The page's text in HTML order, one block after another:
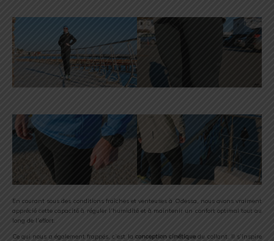
En courant sous des conditions fraîches et venteuses à Odessa, nous avons vraiment
apprécié cette capacité à réguler l’humidité et à maintenir un confort optimal tout au
long de l’effort.
Ce qui nous a également frappés, c’est la conception cinétique du collant. Il s’inspire